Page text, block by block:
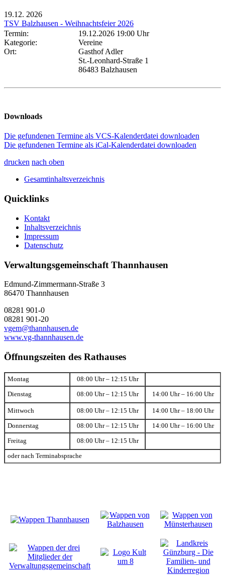
19.12. 2026
TSV Balzhausen - Weihnachtsfeier 2026
Termin:
19.12.2026 19:00 Uhr
Kategorie:
Vereine
Ort:
Gasthof Adler
St.-Leonhard-Straße 1
86483 Balzhausen
Downloads
Die gefundenen Termine als VCS-Kalenderdatei downloaden
Die gefundenen Termine als iCal-Kalenderdatei downloaden
drucken nach oben
Gesamtinhaltsverzeichnis
Quicklinks
Kontakt
Inhaltsverzeichnis
Impressum
Datenschutz
Verwaltungsgemeinschaft Thannhausen
Edmund-Zimmermann-Straße 3
86470 Thannhausen
08281 901-0
08281 901-20
vgem@thannhausen.de
www.vg-thannhausen.de
Öffnungszeiten des Rathauses
Montag 08:00 Uhr – 12:15 Uhr
Dienstag 08:00 Uhr – 12:15 Uhr 14:00 Uhr – 16:00 Uhr
Mittwoch 08:00 Uhr – 12:15 Uhr 14:00 Uhr – 18:00 Uhr
Donnerstag 08:00 Uhr – 12:15 Uhr 14:00 Uhr – 16:00 Uhr
Freitag 08:00 Uhr – 12:15 Uhr
oder nach Terminabsprache